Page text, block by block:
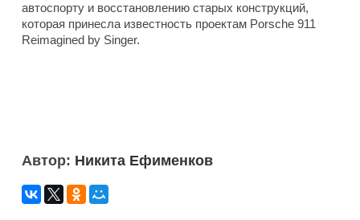
автоспорту и восстановлению старых конструкций,
которая принесла известность проектам Porsche 911
Reimagined by Singer.
Автор: Никита Ефименков